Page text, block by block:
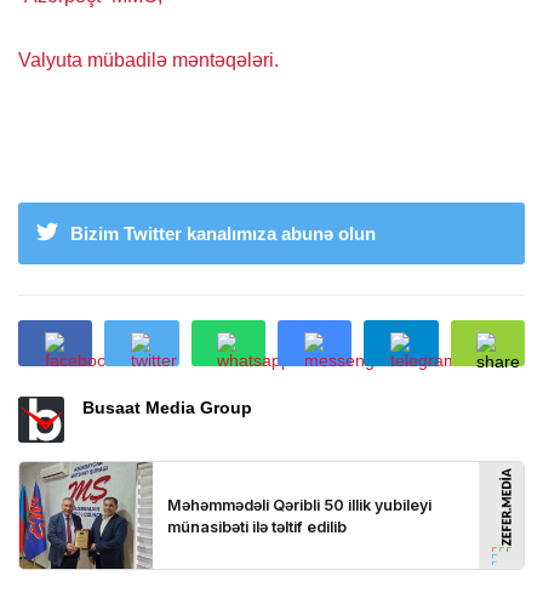
Valyuta mübadilə məntəqələri.
Bizim Twitter kanalımıza abunə olun
Busaat Media Group